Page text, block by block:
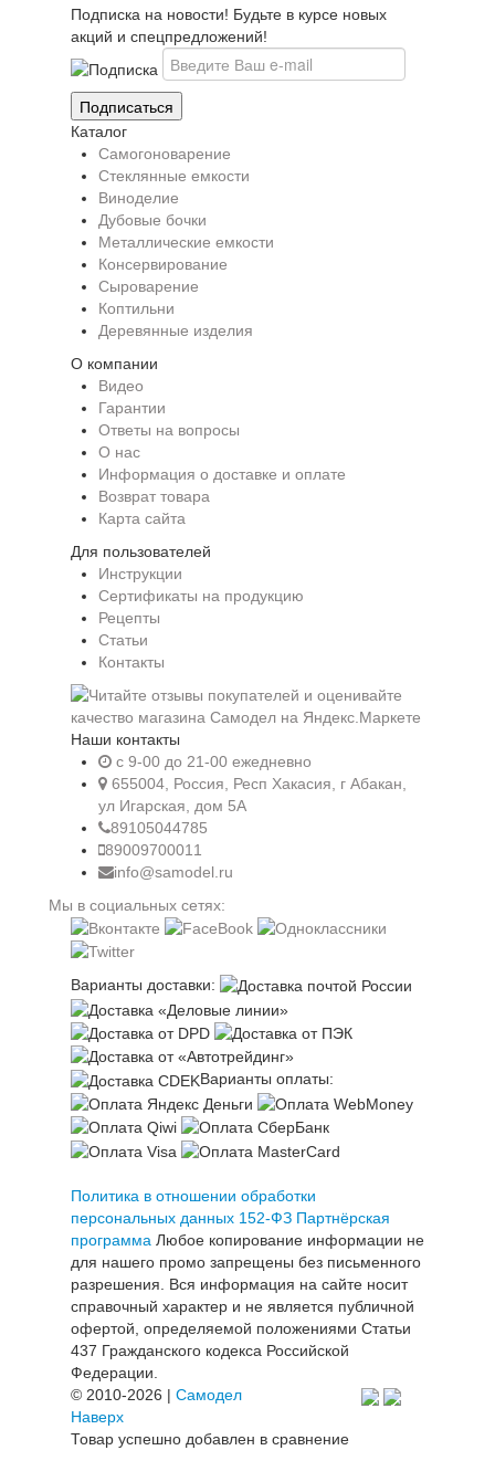
Подписка на новости! Будьте в курсе новых
акций и спецпредложений!
Каталог
Самогоноварение
Стеклянные емкости
Виноделие
Дубовые бочки
Металлические емкости
Консервирование
Сыроварение
Коптильни
Деревянные изделия
О компании
Видео
Гарантии
Ответы на вопросы
О нас
Информация о доставке и оплате
Возврат товара
Карта сайта
Для пользователей
Инструкции
Сертификаты на продукцию
Рецепты
Статьи
Контакты
Наши контакты
c 9-00 до 21-00 ежедневно
655004, Россия, Респ Хакасия, г Абакан,
ул Игарская, дом 5А
89105044785
89009700011
info@samodel.ru
Мы в социальных сетях:
Варианты доставки:
Варианты оплаты:
Политика в отношении обработки
персональных данных 152-ФЗ Партнёрская
программа Любое копирование информации не
для нашего промо запрещены без письменного
разрешения. Вся информация на сайте носит
справочный характер и не является публичной
офертой, определяемой положениями Статьи
437 Гражданского кодекса Российской
Федерации.
© 2010-2026 | Самодел
Наверх
Товар успешно добавлен в сравнение